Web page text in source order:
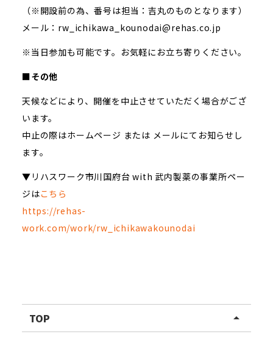
（※開設前の為、番号は担当：吉丸のものとなります）
メール：rw_ichikawa_kounodai@rehas.co.jp
※当日参加も可能です。お気軽にお立ち寄りください。
■その他
天候などにより、開催を中止させていただく場合がござ
います。
中止の際はホームページ または メールにてお知らせし
ます。
▼リハスワーク市川国府台 with 武内製薬の事業所ペー
ジはこちら
https://rehas-
work.com/work/rw_ichikawakounodai
TOP arrow_drop_up